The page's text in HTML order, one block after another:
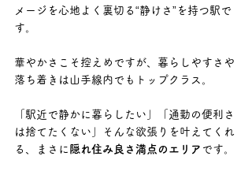
メージを心地よく裏切る“静けさ”を持つ駅で
す。
華やかさこそ控えめですが、暮らしやすさや
落ち着きは山手線内でもトップクラス。
「駅近で静かに暮らしたい」「通勤の便利さ
は捨てたくない」そんな欲張りを叶えてくれ
る、まさに 隠れ住み良さ満点のエリア です。